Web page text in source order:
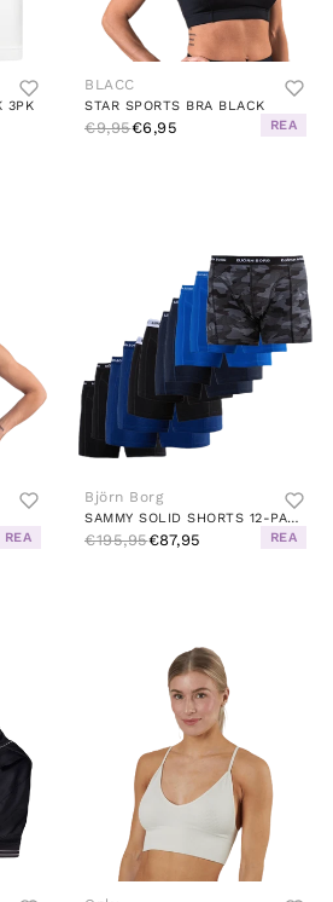
3PK
BLACC
STAR SPORTS BRA BLACK
€9,95€6,95 REA
REA
Björn Borg
SAMMY SOLID SHORTS 12-PACK BLACK
€195,95€87,95 REA